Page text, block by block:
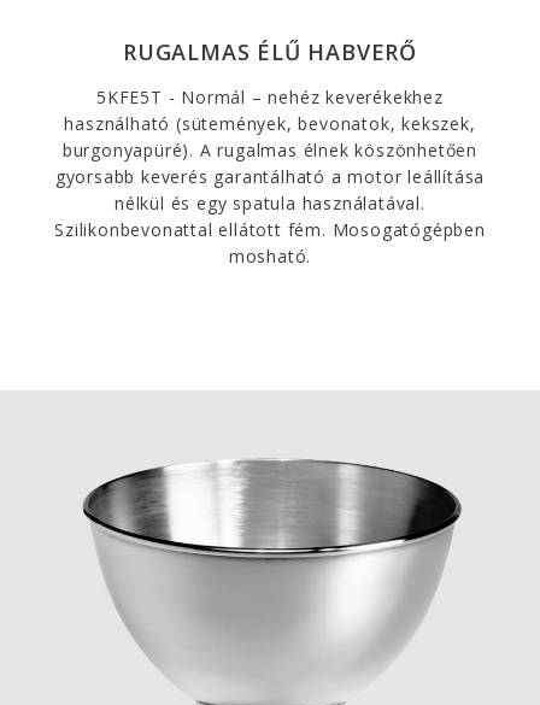
RUGALMAS ÉLŰ HABVERŐ
5KFE5T - Normál – nehéz keverékekhez
használható (sütemények, bevonatok, kekszek,
burgonyapüré). A rugalmas élnek köszönhetően
gyorsabb keverés garantálható a motor leállítása
nélkül és egy spatula használatával.
Szilikonbevonattal ellátott fém. Mosogatógépben
mosható.